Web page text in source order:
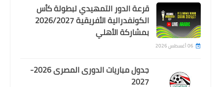
حسن بعد استبداله امام موريتانيا
قرعة الدور التمهيدي لبطولة كأس
الكونفدرالية الأفريقية 2026/2027
بمشاركة الأهلي
06 أغسطس 2026
جدول مباريات الدورى المصرى 2026-
2027